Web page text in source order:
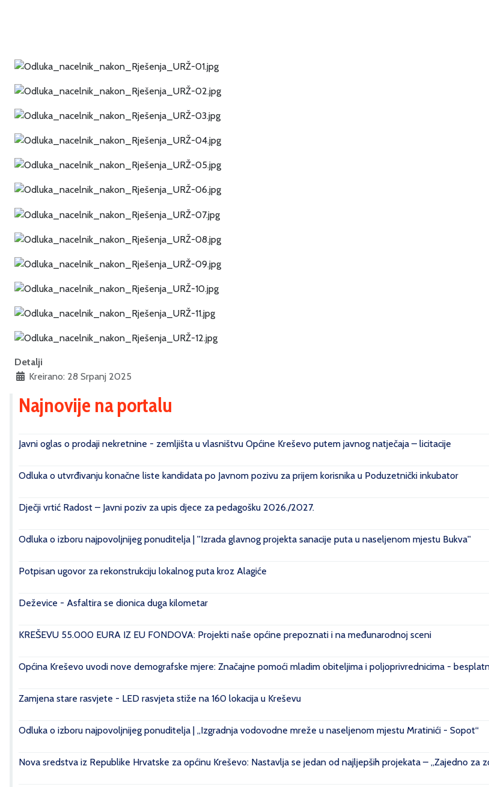
Detalji
Kreirano: 28 Srpanj 2025
Najnovije na portalu
Javni oglas o prodaji nekretnine - zemljišta u vlasništvu Općine Kreševo putem javnog natječaja – licitacije
Odluka o utvrđivanju konačne liste kandidata po Javnom pozivu za prijem korisnika u Poduzetnički inkubator
Dječji vrtić Radost – Javni poziv za upis djece za pedagošku 2026./2027.
Odluka o izboru najpovoljnijeg ponuditelja | ''Izrada glavnog projekta sanacije puta u naseljenom mjestu Bukva''
Potpisan ugovor za rekonstrukciju lokalnog puta kroz Alagiće
Deževice - Asfaltira se dionica duga kilometar
KREŠEVU 55.000 EURA IZ EU FONDOVA: Projekti naše općine prepoznati i na međunarodnoj sceni
Općina Kreševo uvodi nove demografske mjere: Značajne pomoći mladim obiteljima i poljoprivrednicima -
Zamjena stare rasvjete - LED rasvjeta stiže na 160 lokacija u Kreševu
Odluka o izboru najpovoljnijeg ponuditelja | „Izgradnja vodovodne mreže u naseljenom mjestu Mratinići - Sopot“
Nova sredstva iz Republike Hrvatske za općinu Kreševo: Nastavlja se jedan od najljepših projekata – „Zajedno za